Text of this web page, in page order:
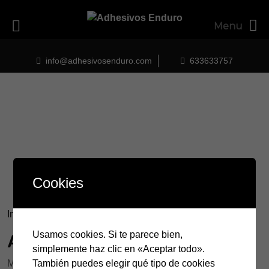
content
info@adhesivosenduro.com 633633757
Inicio
Aniversario
Mostrando el único resultado
Cookies
Usamos cookies. Si te parece bien,
simplemente haz clic en «Aceptar todo».
También puedes elegir qué tipo de cookies
Menu